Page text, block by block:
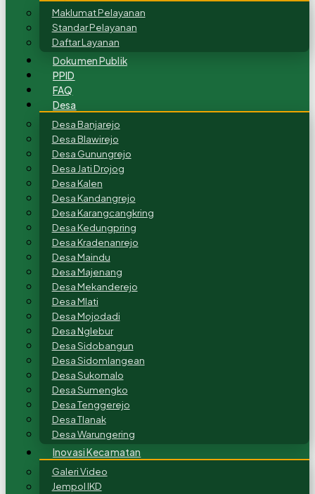
Maklumat Pelayanan
Standar Pelayanan
Daftar Layanan
Dokumen Publik
PPID
FAQ
Desa
Desa Banjarejo
Desa Blawirejo
Desa Gunungrejo
Desa Jati Drojog
Desa Kalen
Desa Kandangrejo
Desa Karangcangkring
Desa Kedungpring
Desa Kradenanrejo
Desa Maindu
Desa Majenang
Desa Mekanderejo
Desa Mlati
Desa Mojodadi
Desa Nglebur
Desa Sidobangun
Desa Sidomlangean
Desa Sukomalo
Desa Sumengko
Desa Tenggerejo
Desa Tlanak
Desa Warungering
Inovasi Kecamatan
Galeri Video
Jempol IKD